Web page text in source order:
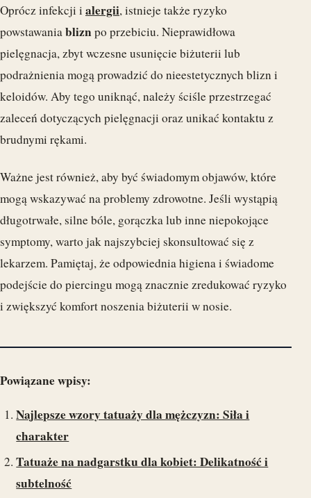
Oprócz infekcji i alergii, istnieje także ryzyko
powstawaniabliznpo przebiciu. Nieprawidłowa
pielęgnacja, zbyt wczesne usunięcie biżuterii lub
podrażnienia mogą prowadzić do nieestetycznych blizn i
keloidów. Aby tego uniknąć, należy ściśle przestrzegać
zaleceń dotyczących pielęgnacji oraz unikać kontaktu z
brudnymi rękami.
Ważne jest również, aby być świadomym objawów, które
mogą wskazywać na problemy zdrowotne. Jeśli wystąpią
długotrwałe, silne bóle, gorączka lub inne niepokojące
symptomy, warto jak najszybciej skonsultować się z
lekarzem. Pamiętaj, że odpowiednia higiena i świadome
podejście do piercingu mogą znacznie zredukować ryzyko
i zwiększyć komfort noszenia biżuterii w nosie.
Powiązane wpisy:
Najlepsze wzory tatuaży dla mężczyzn: Siła i
charakter
Tatuaże na nadgarstku dla kobiet: Delikatność i
subtelność